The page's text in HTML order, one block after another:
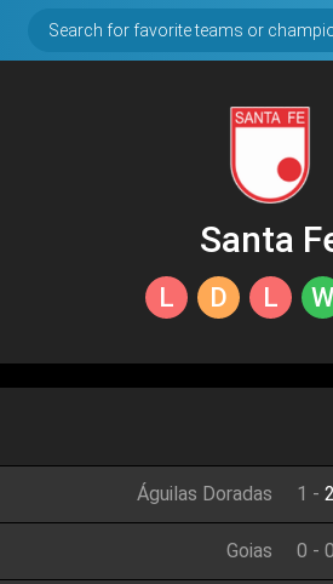
Search for favorite teams or
Santa
L D L W
Águilas Doradas 1 - 2
Goias 0 - 0